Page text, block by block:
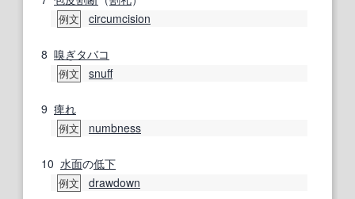
例文 circumcision
8 嗅ぎタバコ
例文 snuff
9 痺れ
例文 numbness
10 水面の低下
例文 drawdown